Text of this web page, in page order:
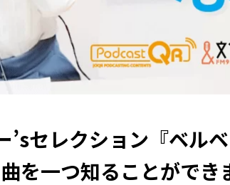
’sセレクション『ベル
を一つ知ることができ